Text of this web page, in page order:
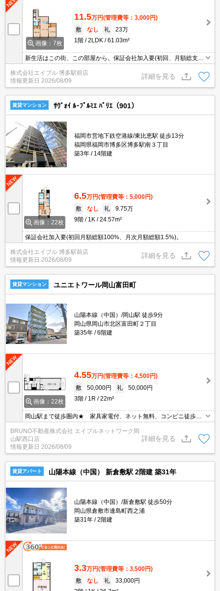
画像：7枚
11.5万円(管理費等：3,000円)
敷
なし 礼
23万
1階
2LDK 61.03m²
新生活はこの街、この部屋から。保証会社加入要(初回、月額総支払
額の50%、更新料10,000円/年)。
株式会社エイブル 博多駅前店
情報更新日 2026/08/09
詳細を見る
賃貸マンション ｻｳﾞｫｲ ﾙ･ﾌﾟﾙﾐｴ ﾊﾟﾘｴ（901）
福岡市営地下鉄空港線/東比恵駅 徒歩13分
福岡県福岡市博多区博多駅南３丁目
築3年
14階建
画像：22枚
6.5万円(管理費等：5,000円)
敷
なし 礼
9.75万
9階
1K 24.57m²
保証会社加入要(初回月額総額100%、月次月額総額1.5%)。
株式会社エイブル 博多駅前店
情報更新日 2026/08/09
詳細を見る
賃貸マンション ユニエトワール岡山富田町
山陽本線（中国）/岡山駅 徒歩9分
岡山県岡山市北区富田町２丁目
築35年
6階建
画像：22枚
4.55万円(管理費等：4,500円)
敷
50,000円 礼
50,000円
3階
1R 22m²
岡山駅まで徒歩圏内★ 家具家電付、ネット無料、コンビニ徒歩2
分、オートロック
BRUNO不動産株式会社 エイブルネットワーク岡
山駅西口店
情報更新日 2026/08/09
詳細を見る
賃貸アパート 山陽本線（中国） 新倉敷駅 2階建 築31年
山陽本線（中国）/新倉敷駅 徒歩50分
岡山県倉敷市連島町西之浦
築31年
2階建
3.3万円(管理費等：3,500円)
敷
なし 礼
33,000円